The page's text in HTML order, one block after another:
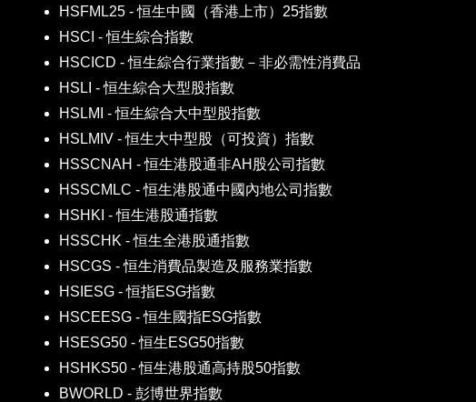
HSFML25 - 恒生中國（香港上市）25指數
HSCI - 恒生綜合指數
HSCICD - 恒生綜合行業指數－非必需性消費品
HSLI - 恒生綜合大型股指數
HSLMI - 恒生綜合大中型股指數
HSLMIV - 恒生大中型股（可投資）指數
HSSCNAH - 恒生港股通非AH股公司指數
HSSCMLC - 恒生港股通中國內地公司指數
HSHKI - 恒生港股通指數
HSSCHK - 恒生全港股通指數
HSCGS - 恒生消費品製造及服務業指數
HSIESG - 恒指ESG指數
HSCEESG - 恒生國指ESG指數
HSESG50 - 恒生ESG50指數
HSHKS50 - 恒生港股通高持股50指數
BWORLD - 彭博世界指數